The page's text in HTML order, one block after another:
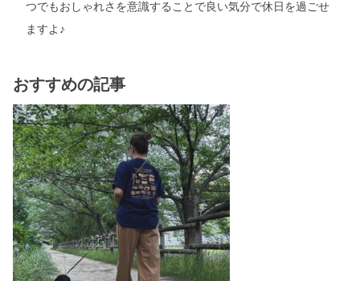
つでもおしゃれさを意識することで良い気分で休日を過ごせ
ますよ♪
おすすめの記事